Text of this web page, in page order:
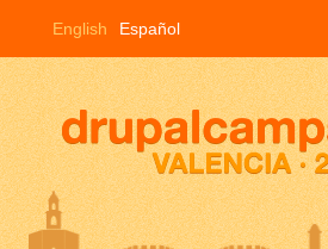
English
Español